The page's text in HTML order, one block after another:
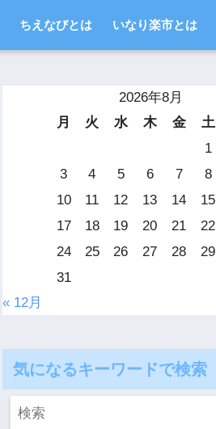
ちえなびとは いなり楽市とは
2026年8月
月
火 水 木 金 土
1
3
4 5 6 7 8
10
11 12 13 14 15
17
18 19 20 21 22
24
25 26 27 28 29
31
« 12月
気になるキーワードで検索